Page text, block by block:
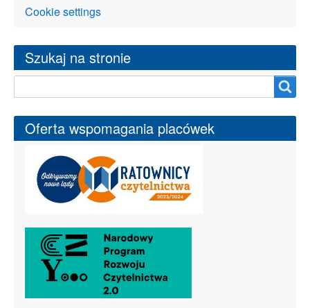
Cookie settings
Szukaj na stronie
Oferta wspomagania placówek